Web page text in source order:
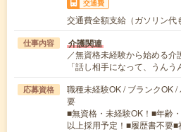
交通費
交通費全額支給（ガソリン代
仕事内容 介護関連
／無資格未経験から始める介
「話し相手になって、うん
応募資格
職種未経験OK / ブランクOK
要
■無資格・未経験OK！■年齢
以上採用予定！■履歴書不要